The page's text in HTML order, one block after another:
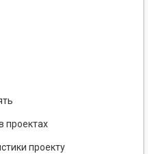
проектах
проекту